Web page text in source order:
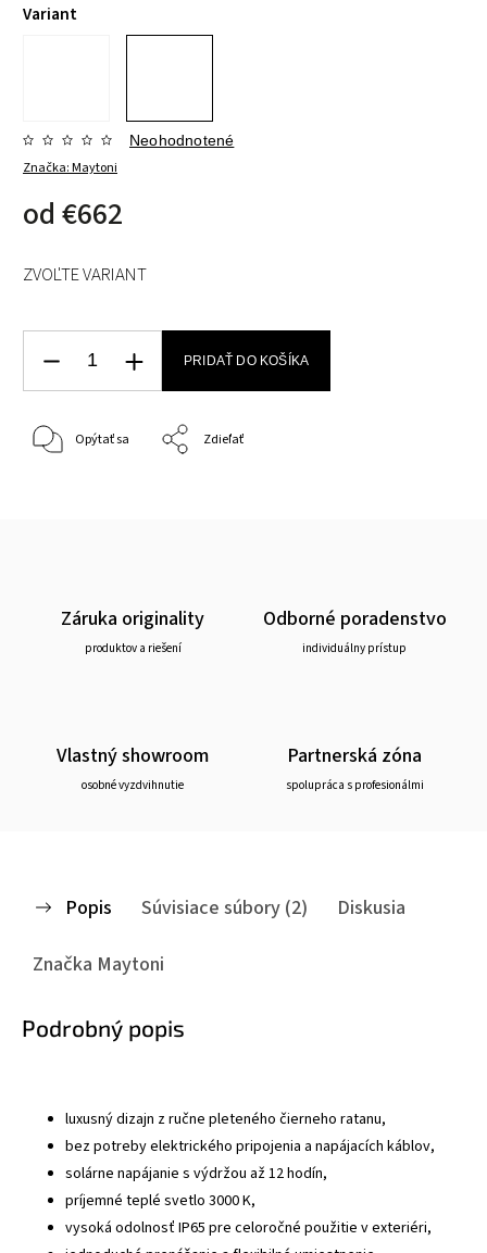
Variant
Značka:Maytoni
Neohodnotené
od €662
ZVOĽTE VARIANT
PRIDAŤ DO KOŠÍKA
Opýtať sa Zdieľať
Záruka originality
produktov a riešení
Odborné poradenstvo
individuálny prístup
Vlastný showroom
osobné vyzdvihnutie
Partnerská zóna
spolupráca s profesionálmi
Popis Súvisiace súbory (2)
Diskusia
Značka Maytoni
Podrobný popis
luxusný dizajn z ručne pleteného čierneho ratanu,
bez potreby elektrického pripojenia a napájacích káblov,
solárne napájanie s výdržou až 12 hodín,
príjemné teplé svetlo 3000 K,
vysoká odolnosť IP65 pre celoročné použitie v exteriéri,